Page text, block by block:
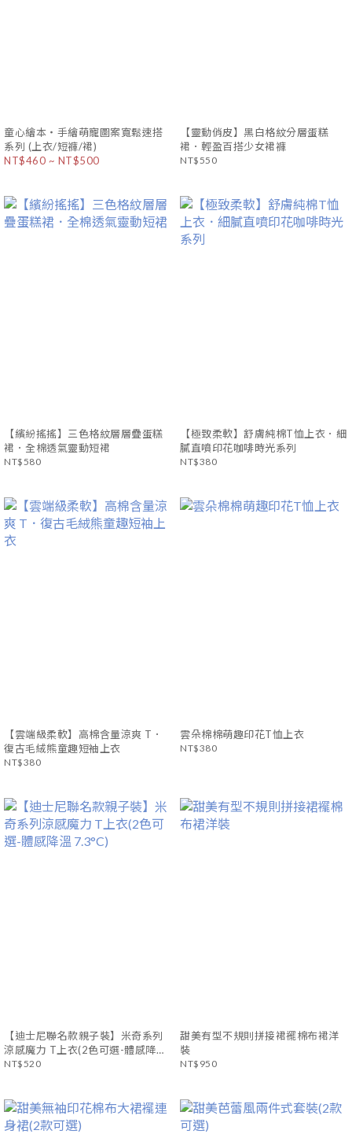
童心繪本・手繪萌寵圖案寬鬆速搭
系列 (上衣/短褲/裙)
NT$460 ~ NT$500
【靈動俏皮】黑白格紋分層蛋糕
裙．輕盈百搭少女裙褲
NT$550
【繽紛搖搖】三色格紋層層疊蛋糕
裙．全棉透氣靈動短裙
NT$580
【極致柔軟】舒膚純棉T恤上衣．細
膩直噴印花咖啡時光系列
NT$380
【雲端級柔軟】高棉含量涼爽 T．
復古毛絨熊童趣短袖上衣
NT$380
雲朵棉棉萌趣印花T恤上衣
NT$380
【迪士尼聯名款親子裝】米奇系列
涼感魔力 T上衣(2色可選-體感降溫
7.3°C)
NT$520
甜美有型不規則拼接裙襬棉布裙洋
裝
NT$950